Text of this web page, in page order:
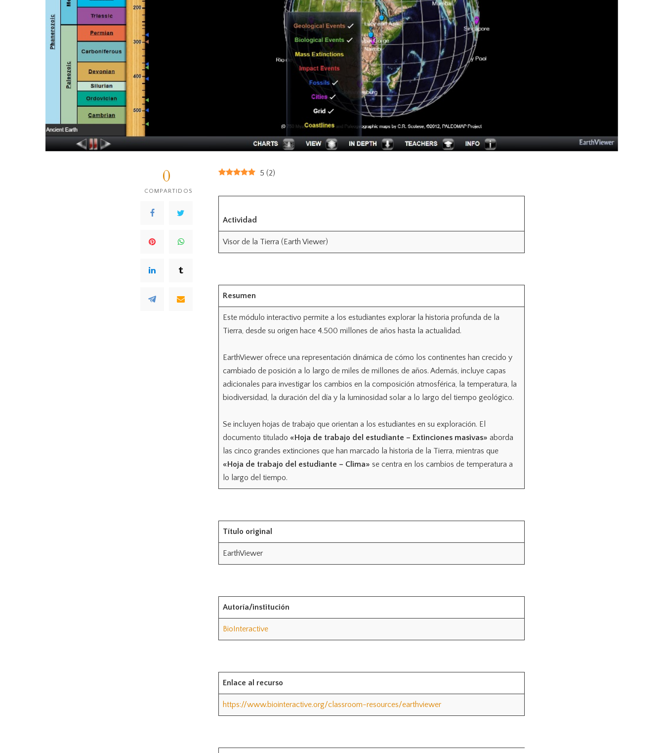
0
COMPARTIDOS
5 (2)
Actividad
Visor de la Tierra (Earth Viewer)
Resumen
Este módulo interactivo permite a los estudiantes explorar la historia profunda de la
Tierra, desde su origen hace 4.500 millones de años hasta la actualidad.
EarthViewer ofrece una representación dinámica de cómo los continentes han crecido y
cambiado de posición a lo largo de miles de millones de años. Además, incluye capas
adicionales para investigar los cambios en la composición atmosférica, la temperatura, la
biodiversidad, la duración del día y la luminosidad solar a lo largo del tiempo geológico.
Se incluyen hojas de trabajo que orientan a los estudiantes en su exploración. El
documento titulado «Hoja de trabajo del estudiante – Extinciones masivas» aborda
las cinco grandes extinciones que han marcado la historia de la Tierra, mientras que
«Hoja de trabajo del estudiante – Clima» se centra en los cambios de temperatura a
lo largo del tiempo.
Título original
EarthViewer
Autoría/institución
BioInteractive
Enlace al recurso
https://www.biointeractive.org/classroom-resources/earthviewer